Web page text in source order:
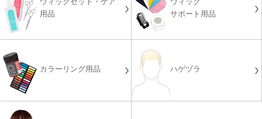
用品
サポート用品
カラーリング用品 ハゲヅラ